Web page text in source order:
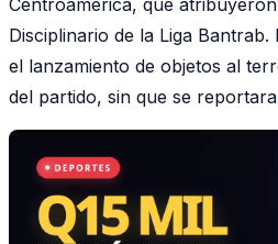
Disciplinario de la Liga
el lanzamiento de objetos al
del partido, sin que se